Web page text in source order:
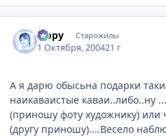
Йору Старожилы
1 Октября, 200421 г
А я дарю обысьна подарки
наикаваистые каваи..либо..ну
(приношу фоту художнику) или
(другу приношу)....Весело